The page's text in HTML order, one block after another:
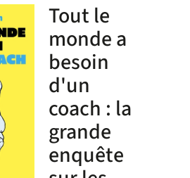
Tout le
monde a
besoin
d'un
coach : la
grande
enquête